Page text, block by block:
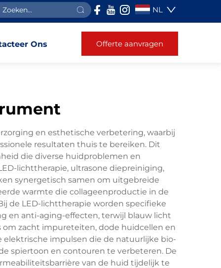
NL
Ons Offerte aanvragen
en esthetische verbetering, waarbij
resultaten thuis te bereiken. Dit
die diverse huidproblemen en
lichttherapie, ultrasone diepreiniging,
synergetisch samen om uitgebreide
warmte die collageenproductie in de
de LED-lichttherapie worden specifieke
en anti-aging-effecten, terwijl blauw licht
zacht impureteiten, dode huidcellen en
impulsen die de natuurlijke bio-
spiertoon en contouren te verbeteren. De
van de huid tijdelijk te